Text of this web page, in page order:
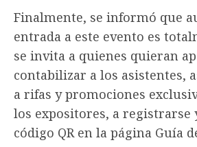
Finalmente, se informó que
entrada a este evento es
se invita a quienes quieran
contabilizar a los asistentes,
a rifas y promociones
los expositores, a registrarse
código QR en la página Guía